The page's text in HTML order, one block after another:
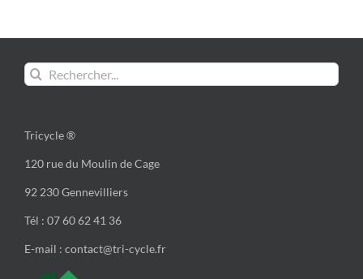
Rechercher:
Tricycle ®
120 rue du Moulin de Cage
92 230 Gennevilliers
Tél : 07 60 62 41 36
E-mail : contact@tri-cycle.fr